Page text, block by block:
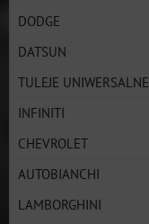
DODGE
DATSUN
TULEJE UNIWERSALNE
INFINITI
CHEVROLET
AUTOBIANCHI
LAMBORGHINI